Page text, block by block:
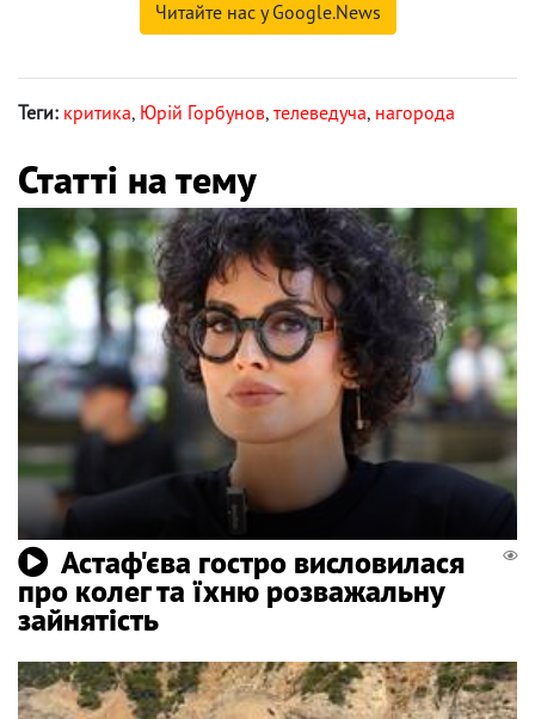
Читайте нас у Google.News
Теги: критика, Юрій Горбунов, телеведуча, нагорода
Статті на тему
Астаф'єва гостро висловилася
про колег та їхню розважальну
зайнятість